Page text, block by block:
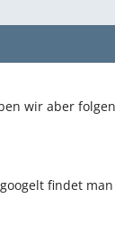
wir aber
findet